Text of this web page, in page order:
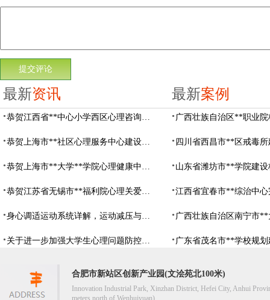
最新资讯
恭贺江西省**中心小学西区心理咨询教室设备采购项目由阳光心健代理商中标
恭贺上海市**社区心理服务中心建设项目由阳光心健代理商中标
恭贺上海市**大学**学院心理健康中心建设项目由阳光心健代理商中标
恭贺江苏省无锡市**福利院心理关爱中心建设项目由阳光心健代理商中标
身心调适运动系统详解，运动减压与心理调适全指南
关于进一步加强大学生心理问题防控，防控大学生心理危机
最新案例
合肥市新站区创新产业园(文浍苑北100米)
Innovation Industrial Park, Xinzhan District, Hefei City, Anhui
meters north of Wenhuiyuan)